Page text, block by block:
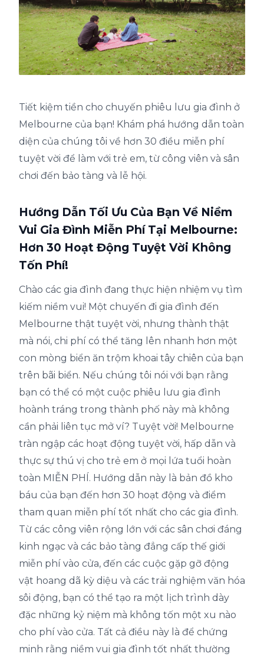
Tiết kiệm tiền cho chuyến phiêu lưu gia đình ở
Melbourne của bạn! Khám phá hướng dẫn toàn
diện của chúng tôi về hơn 30 điều miễn phí
tuyệt vời để làm với trẻ em, từ công viên và sân
chơi đến bảo tàng và lễ hội.
Hướng Dẫn Tối Ưu Của Bạn Về Niềm
Vui Gia Đình Miễn Phí Tại Melbourne:
Hơn 30 Hoạt Động Tuyệt Vời Không
Tốn Phí!
Chào các gia đình đang thực hiện nhiệm vụ tìm
kiếm niềm vui! Một chuyến đi gia đình đến
Melbourne thật tuyệt vời, nhưng thành thật
mà nói, chi phí có thể tăng lên nhanh hơn một
con mòng biển ăn trộm khoai tây chiên của bạn
trên bãi biển. Nếu chúng tôi nói với bạn rằng
bạn có thể có một cuộc phiêu lưu gia đình
hoành tráng trong thành phố này mà không
cần phải liên tục mở ví? Tuyệt vời! Melbourne
tràn ngập các hoạt động tuyệt vời, hấp dẫn và
thực sự thú vị cho trẻ em ở mọi lứa tuổi hoàn
toàn MIỄN PHÍ. Hướng dẫn này là bản đồ kho
báu của bạn đến hơn 30 hoạt động và điểm
tham quan miễn phí tốt nhất cho các gia đình.
Từ các công viên rộng lớn với các sân chơi đáng
kinh ngạc và các bảo tàng đẳng cấp thế giới
miễn phí vào cửa, đến các cuộc gặp gỡ động
vật hoang dã kỳ diệu và các trải nghiệm văn hóa
sôi động, bạn có thể tạo ra một lịch trình dày
đặc những kỷ niệm mà không tốn một xu nào
cho phí vào cửa. Tất cả điều này là để chứng
minh rằng niềm vui gia đình tốt nhất thường